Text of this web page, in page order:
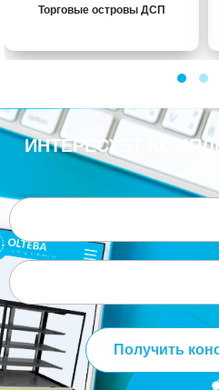
Торговые островы ДСП
ИНТЕРЕСУЕТ
Получить